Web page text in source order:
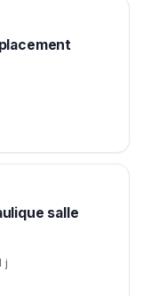
salle
j